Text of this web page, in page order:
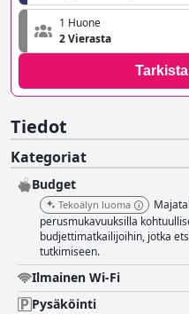
1 Huone
2 Vierasta
Tiedot
Kategoriat
Budget
Tekoälyn luoma
perusmukavuuksilla
budjettimatkailijoihin, jotka
tutkimiseen.
Ilmainen Wi-Fi
Pysäköinti